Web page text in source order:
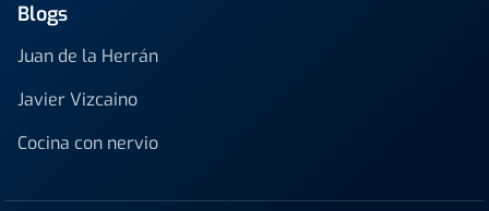
Blogs
Juan de la Herrán
Javier Vizcaino
Cocina con nervio